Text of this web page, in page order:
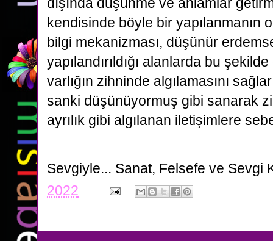
kendisinde böyle bir yapılanmanın
bilgi mekanizması, düşünür
yapılandırıldığı alanlarda bu
varlığın zihninde algılamasını
sanki düşünüyormuş gibi sanarak
ayrılık gibi algılanan iletişimlere
Sevgiyle... Sanat, Felsefe ve Sevgi
2022